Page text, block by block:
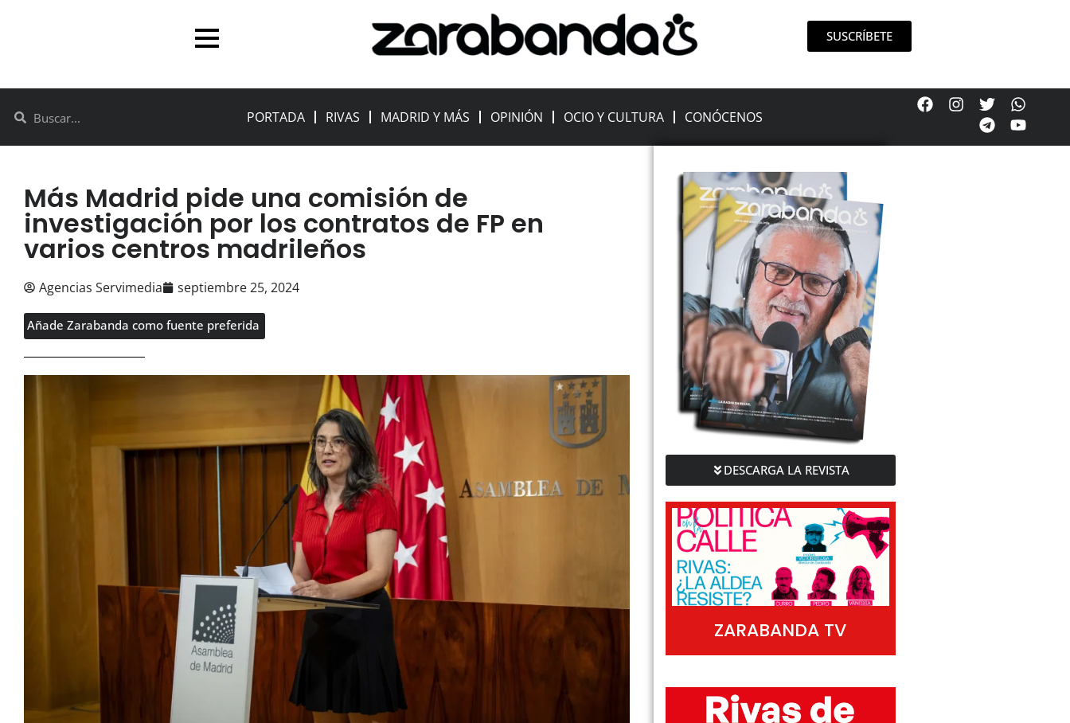
SUSCRÍBETE
PORTADA RIVAS MADRID Y MÁS OPINIÓN OCIO Y CULTURA CONÓCENOS
Más Madrid pide una comisión de
investigación por los contratos de FP en
varios centros madrileños
Agencias Servimedia septiembre 25, 2024
Añade Zarabanda como fuente preferida
DESCARGA LA REVISTA
ZARABANDA TV